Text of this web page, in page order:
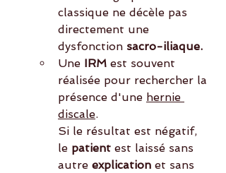
classique ne décèle pas
directement une
dysfonction sacro-iliaque.
Une IRM est souvent
réalisée pour rechercher la
présence d'une hernie
discale.
Si le résultat est négatif,
le patient est laissé sans
autre explication et sans